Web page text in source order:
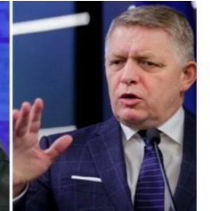
р
о
о
г
о
р
е
ж
и
м
у